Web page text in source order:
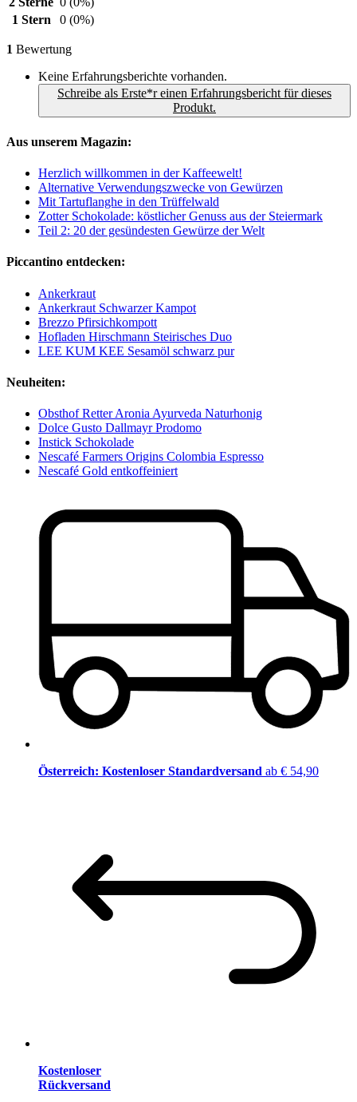
1 Stern
0 (0%)
1 Bewertung
Keine Erfahrungsberichte vorhanden.
Schreibe als Erste*r einen Erfahrungsbericht für dieses
Produkt.
Aus unserem Magazin:
Herzlich willkommen in der Kaffeewelt!
Alternative Verwendungszwecke von Gewürzen
Mit Tartuflanghe in den Trüffelwald
Zotter Schokolade: köstlicher Genuss aus der Steiermark
Teil 2: 20 der gesündesten Gewürze der Welt
Piccantino entdecken:
Ankerkraut
Ankerkraut Schwarzer Kampot
Brezzo Pfirsichkompott
Hofladen Hirschmann Steirisches Duo
LEE KUM KEE Sesamöl schwarz pur
Neuheiten:
Obsthof Retter Aronia Ayurveda Naturhonig
Dolce Gusto Dallmayr Prodomo
Instick Schokolade
Nescafé Farmers Origins Colombia Espresso
Nescafé Gold entkoffeiniert
Österreich: Kostenloser Standardversand ab € 54,90
Kostenloser
Rückversand